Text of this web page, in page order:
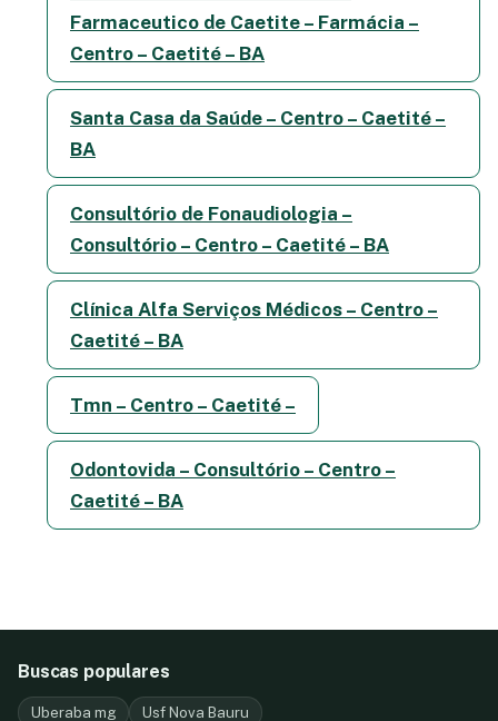
Farmaceutico de Caetite – Farmácia –
Centro – Caetité – BA
Santa Casa da Saúde – Centro – Caetité –
BA
Consultório de Fonaudiologia –
Consultório – Centro – Caetité – BA
Clínica Alfa Serviços Médicos – Centro –
Caetité – BA
Tmn – Centro – Caetité –
Odontovida – Consultório – Centro –
Caetité – BA
Buscas populares
Uberaba mg Usf Nova Bauru